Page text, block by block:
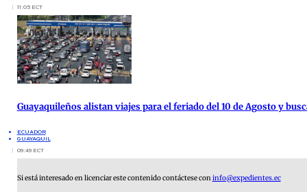
11:05 ECT
Guayaquileños alistan viajes para el feriado del 10 de Agosto y
ECUADOR
GUAYAQUIL
09:49 ECT
Si está interesado en licenciar este contenido contáctese coninfo@expedientes.ec